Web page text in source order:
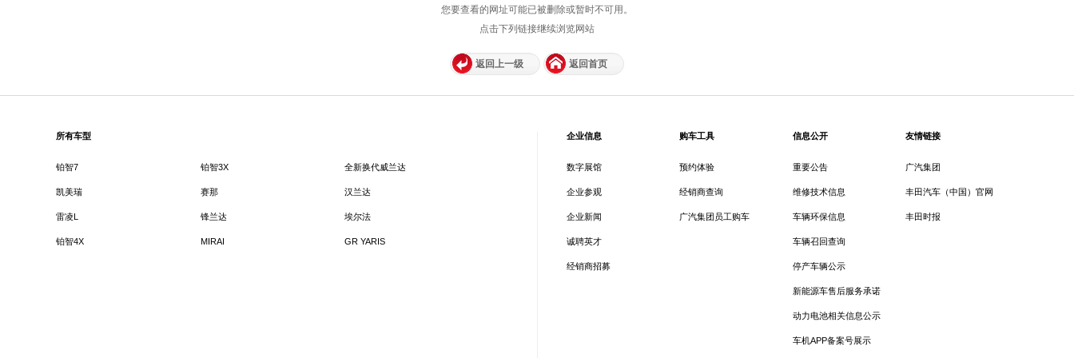
您要查看的网址可能已被删除或暂时不可用。
点击下列链接继续浏览网站
返回上一级 返回首页
所有车型
铂智7 铂智3X 全新换代威兰达
凯美瑞 赛那 汉兰达
雷凌L 锋兰达 埃尔法
铂智4X MIRAI GR YARIS
企业信息
数字展馆
企业参观
企业新闻
诚聘英才
经销商招募
购车工具
预约体验
经销商查询
广汽集团员工购车
信息公开
重要公告
维修技术信息
车辆环保信息
车辆召回查询
停产车辆公示
新能源车售后服务承诺
动力电池相关信息公示
车机APP备案号展示
友情链接
广汽集团
丰田汽车（中国）官网
丰田时报